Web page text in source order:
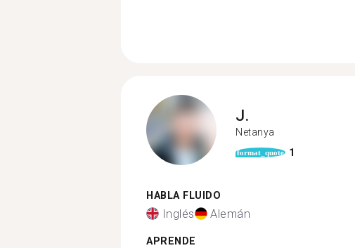
J.
Netanya
format_quote 1
HABLA FLUIDO
Inglés Alemán
APRENDE